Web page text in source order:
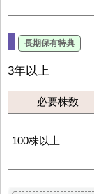
3年以上
必要株数
100株以上